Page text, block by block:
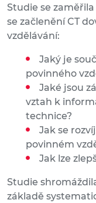
Studie se
se začlenění CT
vzdělávání:
Jaký je
povinného
Jaké jsou
vztah k
technice?
Jak se
povinném
Jak lze
Studie
základě